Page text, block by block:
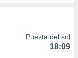
Puesta del sol
18:09